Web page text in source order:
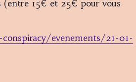
(entre 15€ et 25€ pour vous
evenements/21-01-